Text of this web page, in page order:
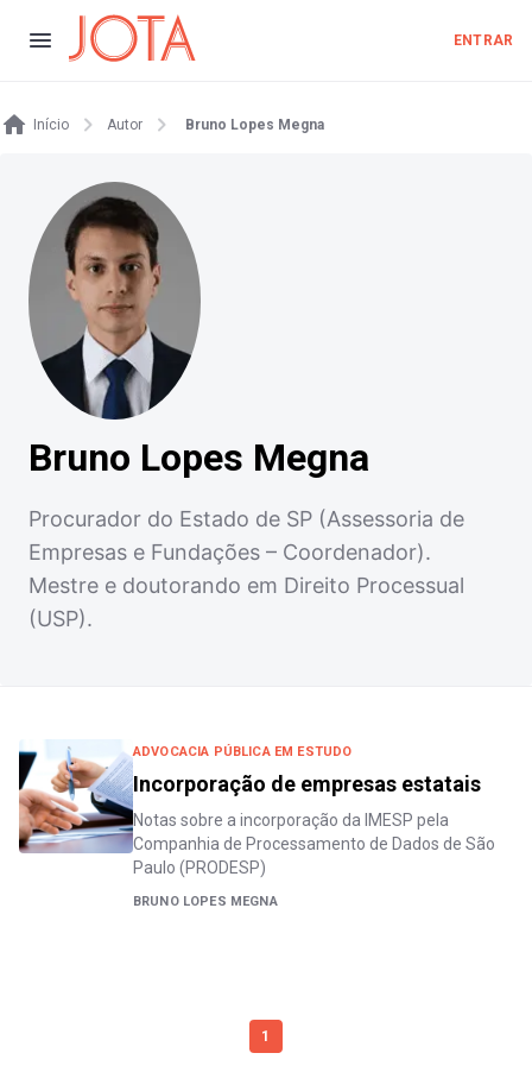
ENTRAR
Início Autor Bruno Lopes Megna
Bruno Lopes Megna
Procurador do Estado de SP (Assessoria de
Empresas e Fundações – Coordenador).
Mestre e doutorando em Direito Processual
(USP).
ADVOCACIA PÚBLICA EM ESTUDO
Incorporação de empresas estatais
Notas sobre a incorporação da IMESP pela
Companhia de Processamento de Dados de São
Paulo (PRODESP)
BRUNO LOPES MEGNA
1